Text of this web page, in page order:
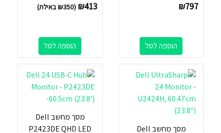
₪797
הוספה לסל
₪413
(
₪350 באילת)
הוספה לסל
מסך מחשב Dell
מסך מחשב Dell
P2423DE QHD LED